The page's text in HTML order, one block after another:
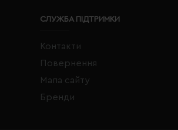
СЛУЖБА ПІДТРИМКИ
Контакти
Повернення
Мапа сайту
Бренди